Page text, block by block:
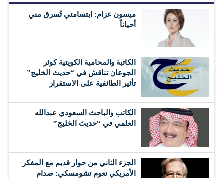
ميسون عزام: ابتسامتي تُسرق مني
أحياناً
الكاتبة والمحامية الكويتية كوثر
الجوعان تناقش في “حديث الخليج”
تأثير الطائفية على الاستقرار
الكاتب والباحث السعودي عبدالله
العلمي في “حديث الخليج”
الجزء الثاني من حوار قديم مع المفكر
الأمريكي نعوم تشومسكي: صدام